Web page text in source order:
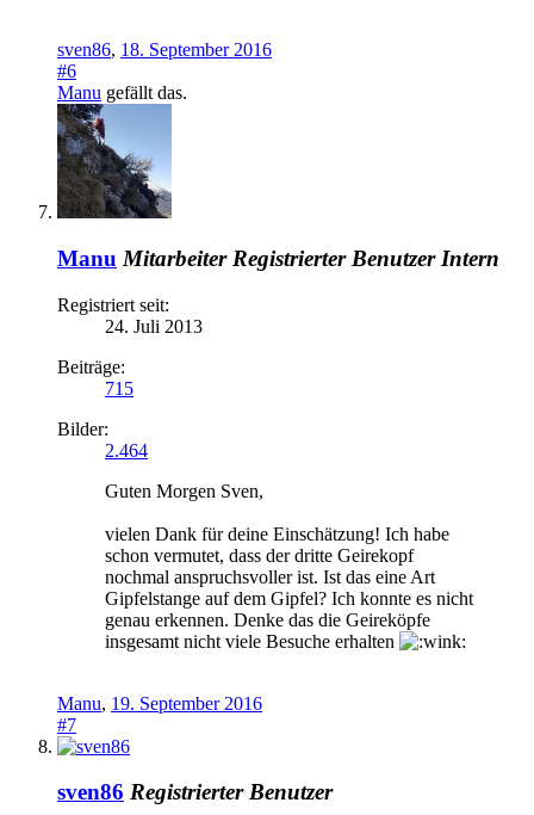
sven86, 18. September 2016
#6
Manu gefällt das.
Manu Mitarbeiter Registrierter Benutzer Intern
Registriert seit:
24. Juli 2013
Beiträge:
715
Bilder:
2.464
Guten Morgen Sven,
vielen Dank für deine Einschätzung! Ich habe
schon vermutet, dass der dritte Geirekopf
nochmal anspruchsvoller ist. Ist das eine Art
Gipfelstange auf dem Gipfel? Ich konnte es nicht
genau erkennen. Denke das die Geireköpfe
insgesamt nicht viele Besuche erhalten
Manu, 19. September 2016
#7
sven86 Registrierter Benutzer